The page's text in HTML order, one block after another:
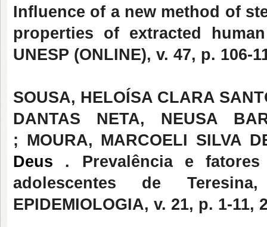
Influence of a new method of
properties of extracted
UNESP (ONLINE), v. 47, p. 106-
SOUSA, HELOÍSA CLARA
DANTAS NETA, NEUSA
; MOURA, MARCOELI SILVA
Deus . Prevalência e
adolescentes de
EPIDEMIOLOGIA, v. 21, p. 1-11,